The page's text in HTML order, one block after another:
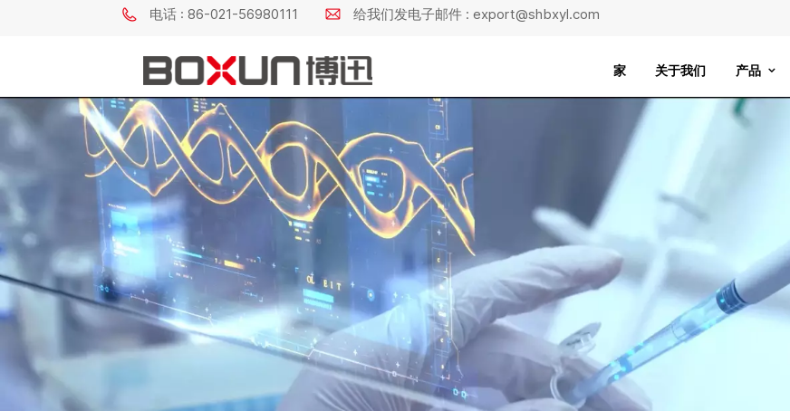
电话 : 86-021-56980111 给我们发电子邮件 : export@shbxyl.com
家 关于我们 产品